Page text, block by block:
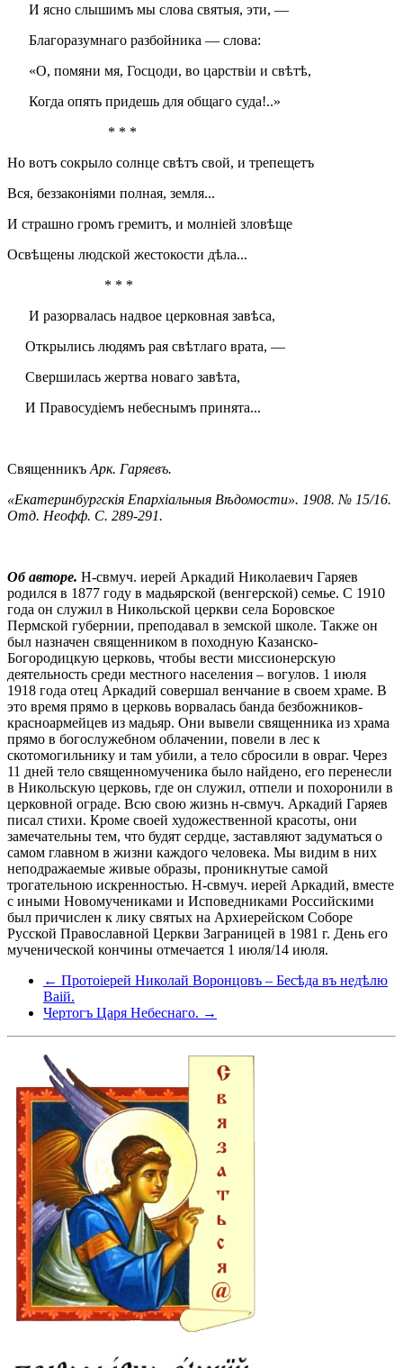
И ясно слышимъ мы слова святыя, эти, —
Благоразумнаго разбойника — слова:
«О, помяни мя, Госцоди, во царствіи и свѣтѣ,
Когда опять придешь для общаго суда!..»
* * *
Но вотъ сокрыло солнце свѣтъ свой, и трепещетъ
Вся, беззаконіями полная, земля...
И страшно громъ гремитъ, и молніей зловѣще
Освѣщены людской жестокости дѣла...
* * *
И разорвалась надвое церковная завѣса,
Открылись людямъ рая свѣтлаго врата, —
Свершилась жертва новаго завѣта,
И Правосудіемъ небеснымъ принята...
Священникъ Арк. Гаряевъ.
«Екатеринбургскія Епархіальныя Вѣдомости». 1908. № 15/16.
Отд. Неофф. С. 289-291.
Об авторе. Н-свмуч. иерей Аркадий Николаевич Гаряев
родился в 1877 году в мадьярской (венгерской) семье. С 1910
года он служил в Никольской церкви села Боровское
Пермской губернии, преподавал в земской школе. Также он
был назначен священником в походную Казанско-
Богородицкую церковь, чтобы вести миссионерскую
деятельность среди местного населения – вогулов. 1 июля
1918 года отец Аркадий совершал венчание в своем храме. В
это время прямо в церковь ворвалась банда безбожников-
красноармейцев из мадьяр. Они вывели священника из храма
прямо в богослужебном облачении, повели в лес к
скотомогильнику и там убили, а тело сбросили в овраг. Через
11 дней тело священномученика было найдено, его перенесли
в Никольскую церковь, где он служил, отпели и похоронили в
церковной ограде. Всю свою жизнь н-свмуч. Аркадий Гаряев
писал стихи. Кроме своей художественной красоты, они
замечательны тем, что будят сердце, заставляют задуматься о
самом главном в жизни каждого человека. Мы видим в них
неподражаемые живые образы, проникнутые самой
трогательною искренностью. Н-свмуч. иерей Аркадий, вместе
с иными Новомучениками и Исповедниками Российскими
был причислен к лику святых на Архиерейском Соборе
Русской Православной Церкви Заграницей в 1981 г. День его
мученической кончины отмечается 1 июля/14 июля.
← Протоіерей Николай Воронцовъ – Бесѣда въ недѣлю
Ваій.
Чертогъ Царя Небеснаго. →